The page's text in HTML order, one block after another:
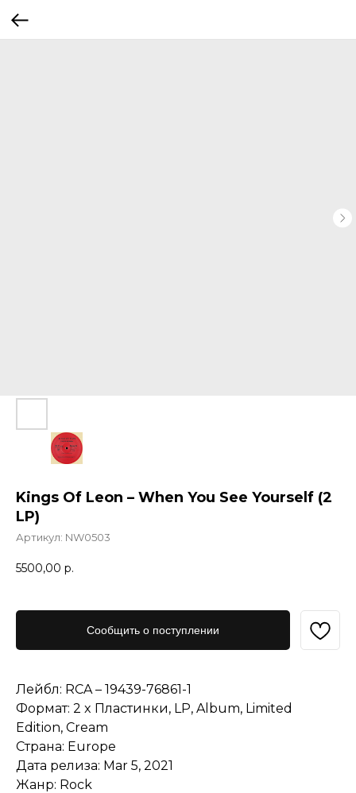
Kings Of Leon – When You See Yourself (2
LP)
Артикул: NW0503
5500,00 р.
Сообщить о поступлении
Лейбл: RCA – 19439-76861-1
Формат: 2 x Пластинки, LP, Album, Limited
Edition, Cream
Страна: Europe
Дата релиза: Mar 5, 2021
Жанр: Rock